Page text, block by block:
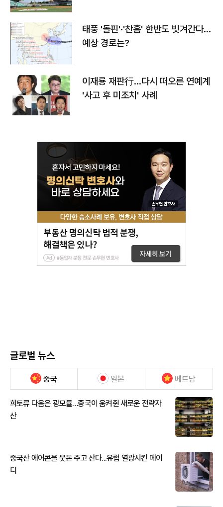
태풍 '돌핀'·'찬홈' 한반도 빗겨간다…
예상 경로는?
이재룡 재판行…다시 떠오른 연예계
'사고 후 미조치' 사례
글로벌 뉴스
중국 일본 베트남
희토류 다음은 광모듈…중국이 움켜쥔 새로운 전략자
산
중국산 에어콘을 웃돈 주고 산다...유럽 열광시킨 메이
디